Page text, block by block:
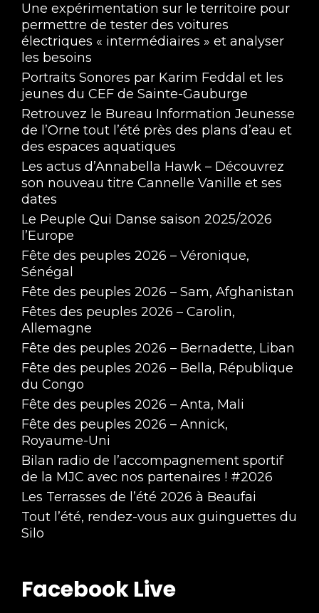
Une expérimentation sur le territoire pour
permettre de tester des voitures
électriques « intermédiaires » et analyser
les besoins
Portraits Sonores par Karim Feddal et les
jeunes du CEF de Sainte-Gauburge
Retrouvez le Bureau Information Jeunesse
de l’Orne tout l’été près des plans d’eau et
des espaces aquatiques
Les actus d’Annabella Hawk – Découvrez
son nouveau titre Cannelle Vanille et ses
dates
Le Peuple Qui Danse saison 2025/2026
l’Europe
Fête des peuples 2026 – Véronique,
Sénégal
Fête des peuples 2026 – Sam, Afghanistan
Fêtes des peuples 2026 – Carolin,
Allemagne
Fête des peuples 2026 – Bernadette, Liban
Fête des peuples 2026 – Bella, République
du Congo
Fête des peuples 2026 – Anta, Mali
Fête des peuples 2026 – Annick,
Royaume-Uni
Bilan radio de l’accompagnement sportif
de la MJC avec nos partenaires ! #2026
Les Terrasses de l’été 2026 à Beaufai
Tout l’été, rendez-vous aux guinguettes du
Silo
Facebook Live